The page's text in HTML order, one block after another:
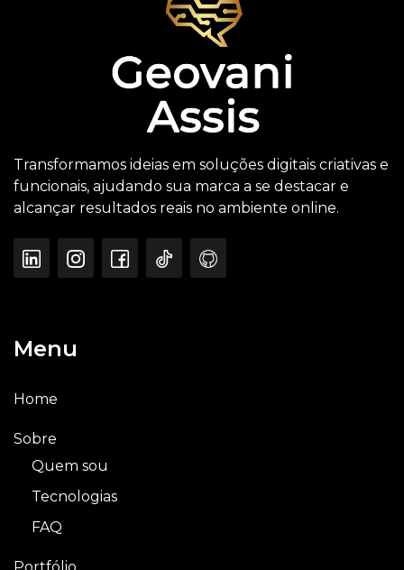
Transformamos ideias em soluções digitais criativas e
funcionais, ajudando sua marca a se destacar e
alcançar resultados reais no ambiente online.
Menu
Home
Sobre
Quem sou
Tecnologias
FAQ